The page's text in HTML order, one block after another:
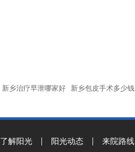
新乡治疗早泄哪家好 新乡包皮手术多少钱
了解阳光 阳光动态 来院路线